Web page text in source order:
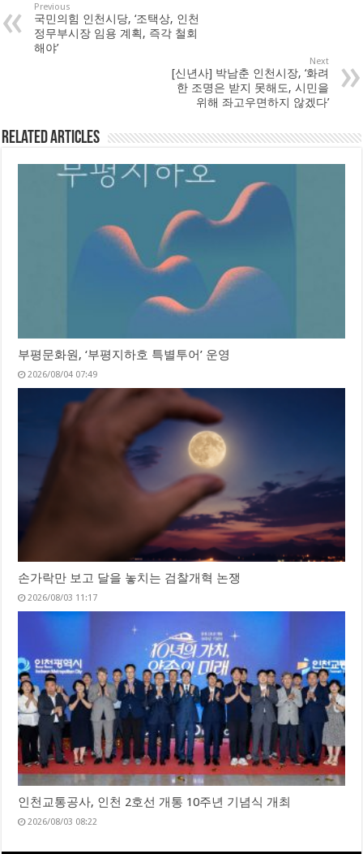
Previous
국민의힘 인천시당, ‘조택상, 인천
정무부시장 임용 계획, 즉각 철회
해야’
Next
[신년사] 박남춘 인천시장, ‘화려
한 조명은 받지 못해도, 시민을
위해 좌고우면하지 않겠다’
Related Articles
부평문화원, ‘부평지하호 특별투어’ 운영
2026/08/04 07:49
손가락만 보고 달을 놓치는 검찰개혁 논쟁
2026/08/03 11:17
인천교통공사, 인천 2호선 개통 10주년 기념식 개최
2026/08/03 08:22